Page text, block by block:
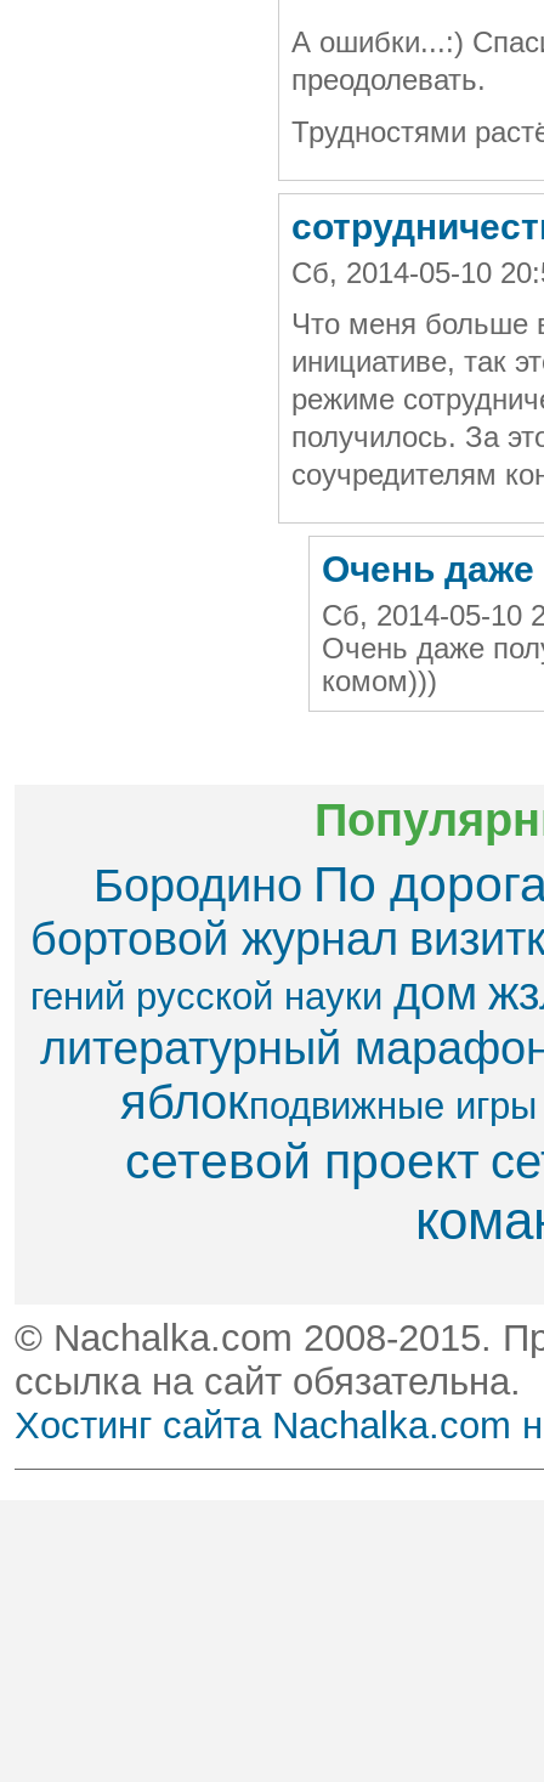
А ошибки...:)
преодолевать.
Трудностями
Сб, 2014-05-10
Что меня больше
инициативе, так
режиме
получилось. За
соучредителям
Очень
Сб, 2014-05-10
Очень даже
комом)))
Бородино По
бортовой журнал
гений русской науки дом
литературный
яблок​подвижные игры
сетевой проект
© Nachalka.com 2008-2015.
ссылка на сайт обязательна.
Хостинг сайта Nachalka.com